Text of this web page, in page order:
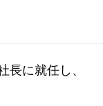
長に就任し、